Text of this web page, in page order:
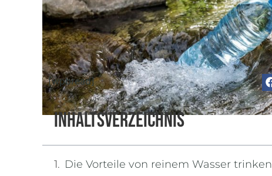
[wpbread]
Inhaltsverzeichnis
Die Vorteile von reinem Wasser trinken